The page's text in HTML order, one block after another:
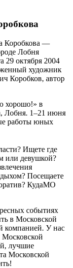
Коробкова —
Лобня
29 октября 2004
художник
Коробков, автор
хорошо!» в
Лобня. 1–21 июня
работы юных
Ищете где
или девушкой?
Посещаете
КудаМО
событиях
в Московской
компанией. У нас
Московской
лучшие
Московской